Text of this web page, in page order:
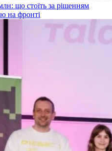
що стоїть за рішенням
на фронті